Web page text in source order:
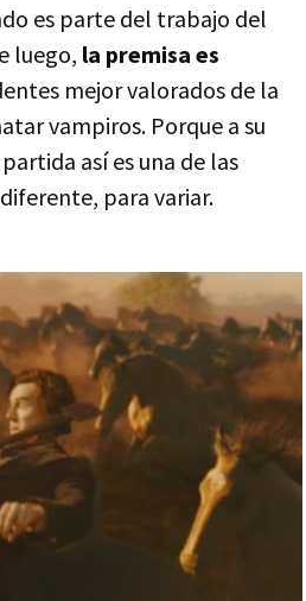
es parte del trabajo del
luego, la premisa es
mejor valorados de la
vampiros. Porque a su
así es una de las
para variar.